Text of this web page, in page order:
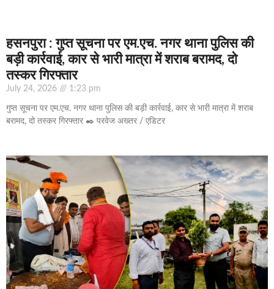
हसनपुरा : गुप्त सूचना पर एम.एच. नगर थाना पुलिस की
बड़ी कार्रवाई, कार से भारी मात्रा में शराब बरामद, दो
तस्कर गिरफ्तार
July 24, 2026 1:23 pm
गुप्त सूचना पर एम.एच. नगर थाना पुलिस की बड़ी कार्रवाई, कार से भारी मात्रा में शराब
बरामद, दो तस्कर गिरफ्तार ✒️ परवेज अख्तर / एडिटर